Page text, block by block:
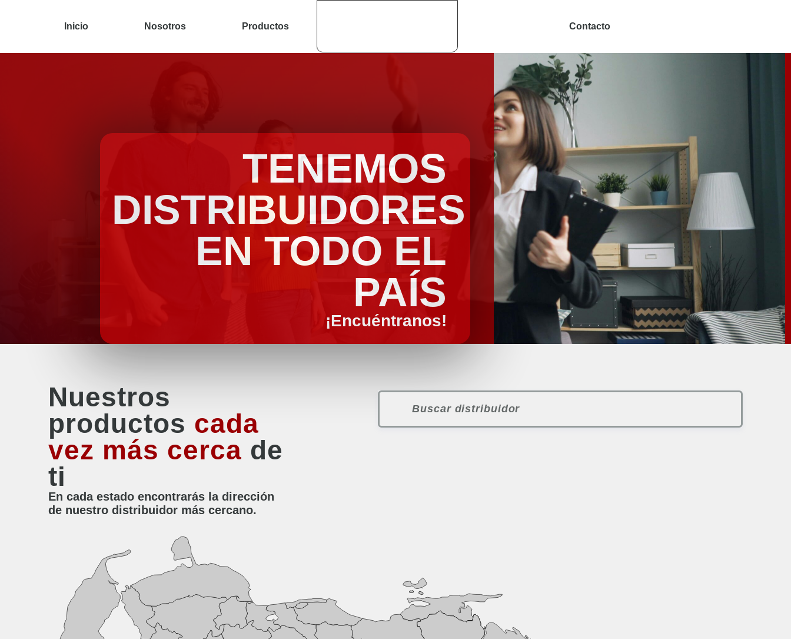
Inicio Nosotros Productos Contacto
TENEMOS
DISTRIBUIDORES
EN TODO EL
PAÍS
¡Encuéntranos!
Nuestros
productos cada
vez más cerca de
ti
En cada estado encontrarás la dirección
de nuestro distribuidor más cercano.